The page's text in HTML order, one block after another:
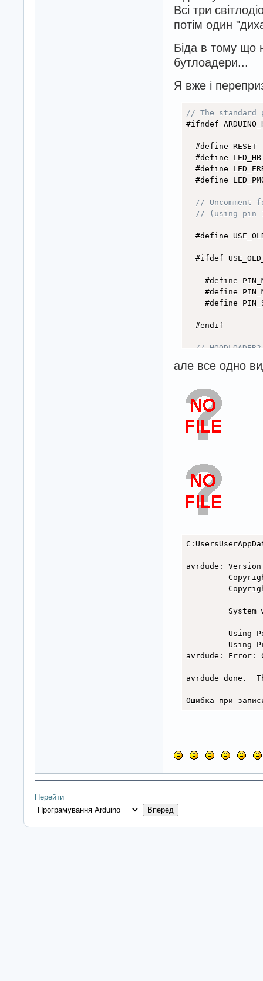
Всі три
потім один
Біда в тому що
бутлоадери...
Я вже і
// The
#ifndef
#define
#define
#define
#define
//
// (using pin
#ifdef
  #endif
//
#else
але все одно
avrdude: Version
System
Using
Using
avrdude: Error:
avrdude done.
Ошибка при
Перейти